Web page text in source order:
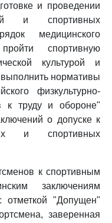
и проведении
и спортивных
медицинского
спортивную
культурой и
нормативы
физкультурно-
к труду и обороне"
о допуске к
и спортивных
к спортивным
заключениям
отметкой "Допущен"
заверенная